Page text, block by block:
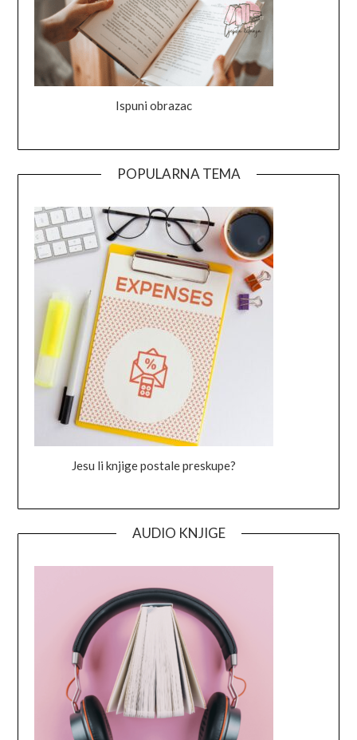
Ispuni obrazac
POPULARNA TEMA
Jesu li knjige postale preskupe?
AUDIO KNJIGE